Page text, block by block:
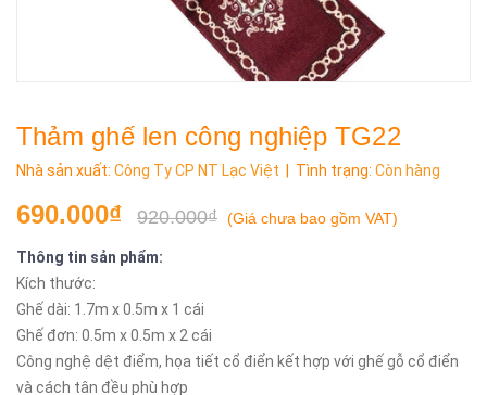
Thảm ghế len công nghiệp TG22
Nhà sản xuất: Công Ty CP NT Lạc Việt | Tình trạng: Còn hàng
690.000₫ 920.000₫ (Giá chưa bao gồm VAT)
Thông tin sản phẩm:
Kích thước:
Ghế dài: 1.7m x 0.5m x 1 cái
Ghế đơn: 0.5m x 0.5m x 2 cái
Công nghệ dệt điểm, họa tiết cổ điển kết hợp với ghế gỗ cổ điển
và cách tân đều phù hợp